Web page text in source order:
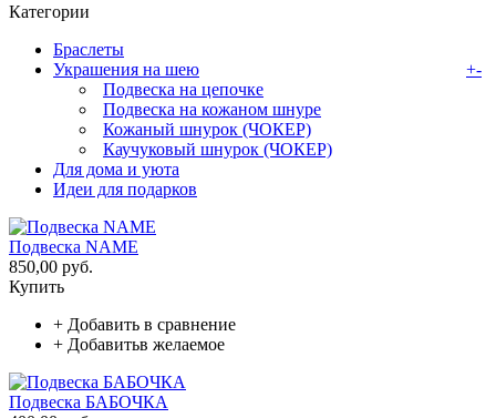
Категории
Браслеты
Украшения на шею
+-
Подвеска на цепочке
Подвеска на кожаном шнуре
Кожаный шнурок (ЧОКЕР)
Каучуковый шнурок (ЧОКЕР)
Для дома и уюта
Идеи для подарков
Подвеска NAME
850,00 руб.
Купить
+ Добавить в сравнение
+ Добавитьв желаемое
Подвеска БАБОЧКА